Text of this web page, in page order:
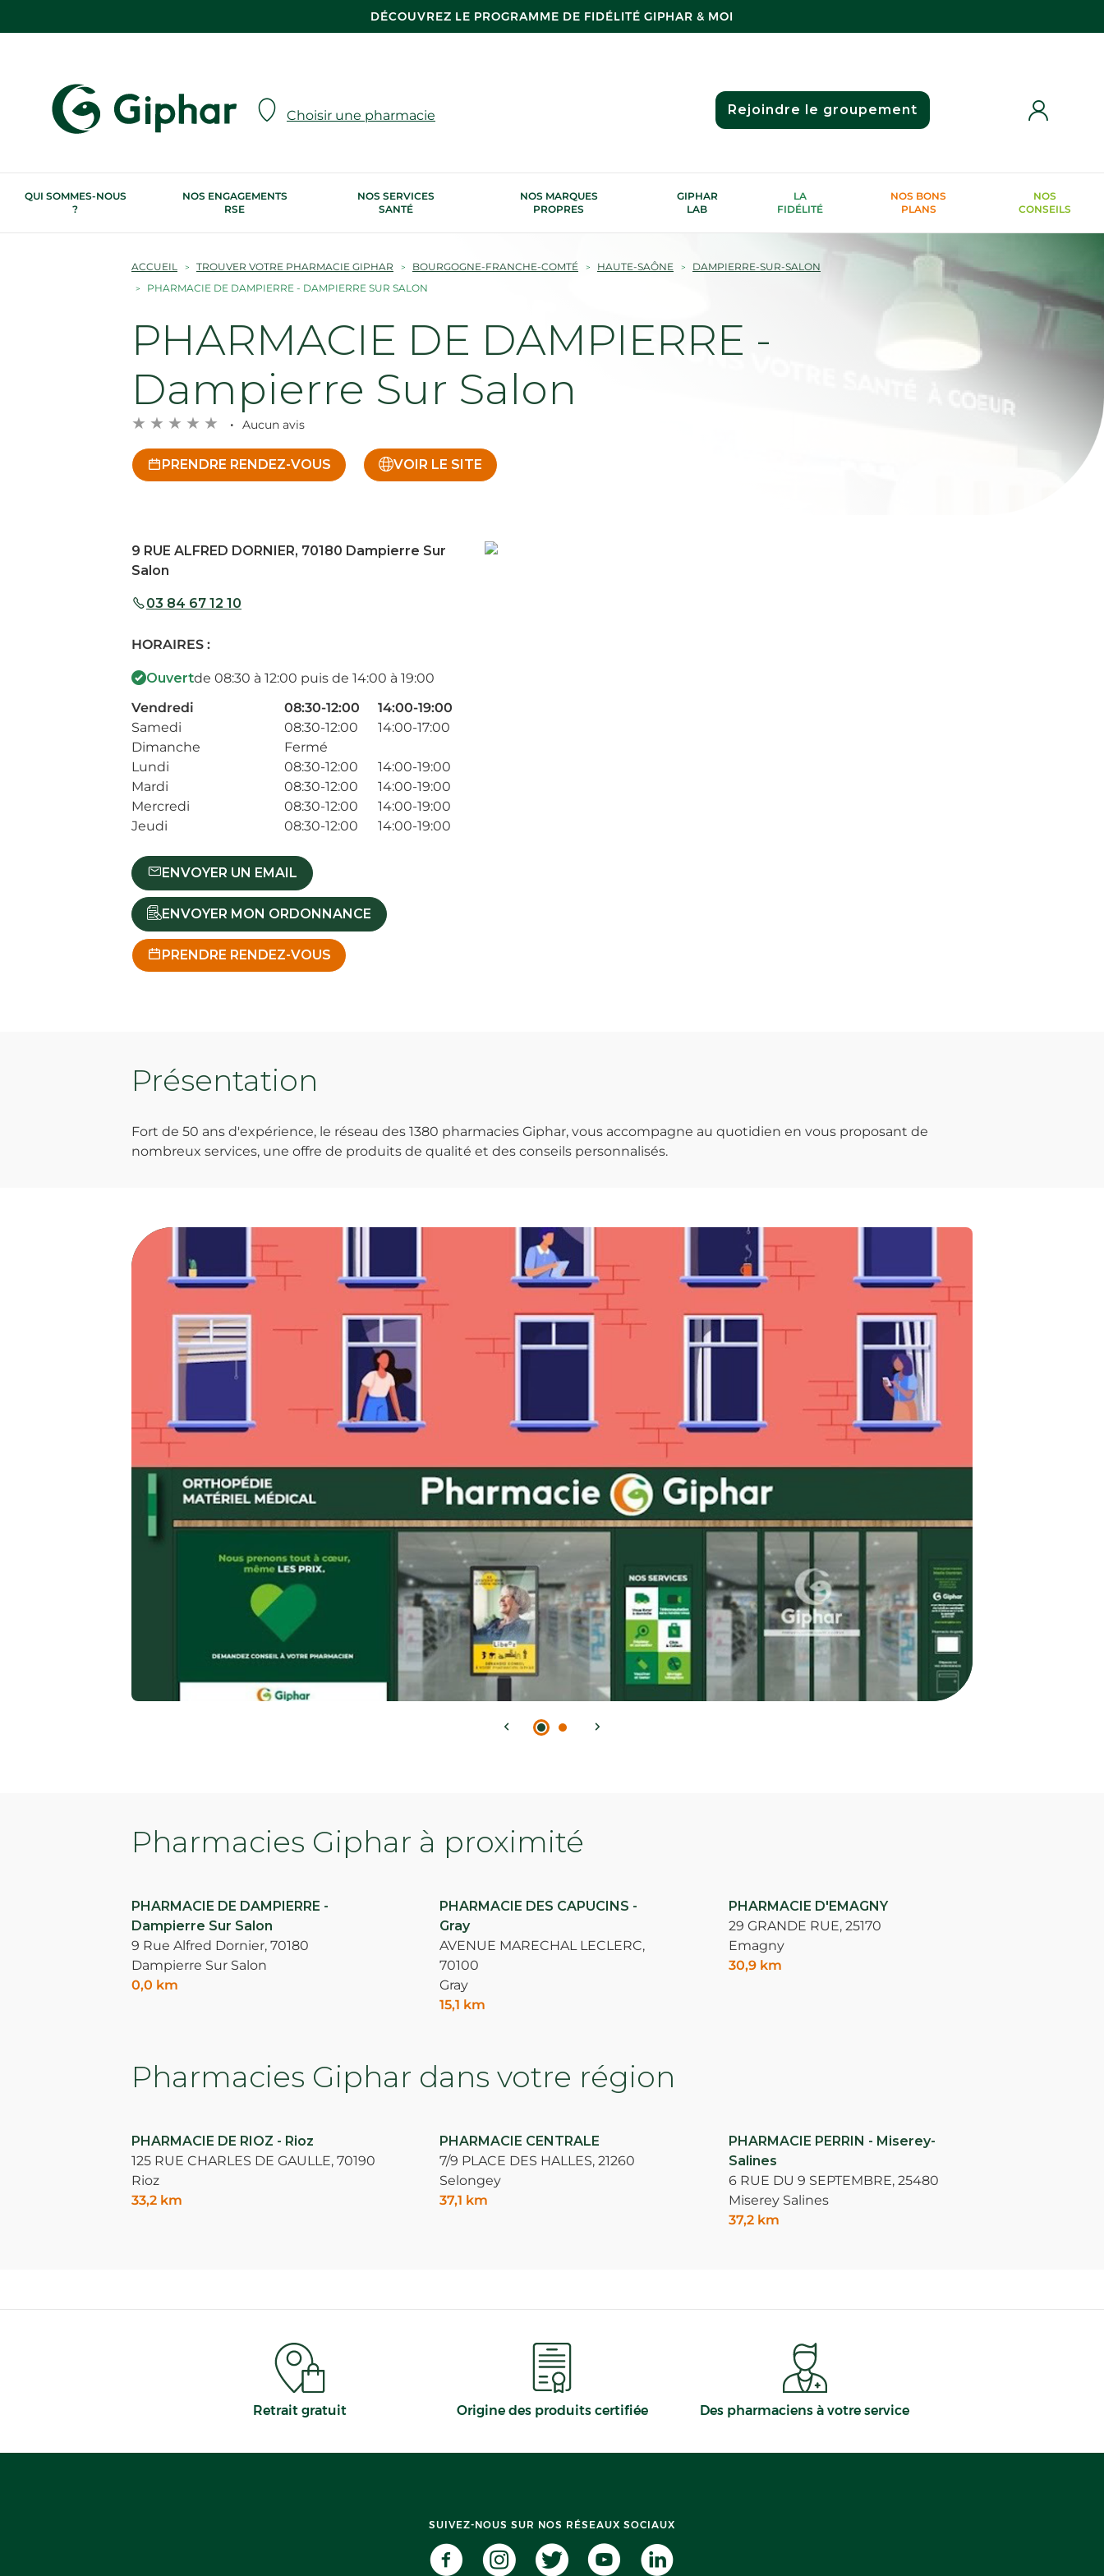
DÉCOUVREZ LE PROGRAMME DE FIDÉLITÉ GIPHAR & MOI
Choisir une pharmacie Rejoindre le groupement
QUI SOMMES-NOUS
?
NOS ENGAGEMENTS
RSE
NOS SERVICES
SANTÉ
NOS MARQUES
PROPRES
GIPHAR
LAB
LA
FIDÉLITÉ
NOS BONS
PLANS
NOS
CONSEILS
ACCUEIL TROUVER VOTRE PHARMACIE GIPHAR BOURGOGNE-FRANCHE-COMTÉ HAUTE-SAÔNE
DAMPIERRE-SUR-SALON
PHARMACIE DE DAMPIERRE - DAMPIERRE SUR SALON
PHARMACIE DE DAMPIERRE -
Dampierre Sur Salon
Aucun avis
PRENDRE RENDEZ-VOUS VOIR LE SITE
9 RUE ALFRED DORNIER, 70180 Dampierre Sur
Salon
03 84 67 12 10
HORAIRES :
Ouvertde 08:30 à 12:00 puis de 14:00 à 19:00
Vendredi
08:30-12:00
14:00-19:00
Samedi
08:30-12:00
14:00-17:00
Dimanche
Fermé
Lundi
08:30-12:00
14:00-19:00
Mardi
08:30-12:00
14:00-19:00
Mercredi
08:30-12:00
14:00-19:00
Jeudi
08:30-12:00 14:00-19:00
ENVOYER UN EMAIL
ENVOYER MON ORDONNANCE
PRENDRE RENDEZ-VOUS
Présentation
Fort de 50 ans d'expérience, le réseau des 1380 pharmacies Giphar, vous accompagne au quotidien en vous proposant de
nombreux services, une offre de produits de qualité et des conseils personnalisés.
Pharmacies Giphar à proximité
PHARMACIE DE DAMPIERRE -
Dampierre Sur Salon
9 Rue Alfred Dornier, 70180
Dampierre Sur Salon
0,0 km
PHARMACIE DES CAPUCINS -
Gray
AVENUE MARECHAL LECLERC,
70100
Gray
15,1 km
PHARMACIE D'EMAGNY
29 GRANDE RUE, 25170
Emagny
30,9 km
Pharmacies Giphar dans votre région
PHARMACIE DE RIOZ - Rioz
125 RUE CHARLES DE GAULLE, 70190
Rioz
33,2 km
PHARMACIE CENTRALE
7/9 PLACE DES HALLES, 21260
Selongey
37,1 km
PHARMACIE PERRIN - Miserey-
Salines
6 RUE DU 9 SEPTEMBRE, 25480
Miserey Salines
37,2 km
Retrait gratuit Origine des produits certifiée Des pharmaciens à votre service
SUIVEZ-NOUS SUR NOS RÉSEAUX SOCIAUX